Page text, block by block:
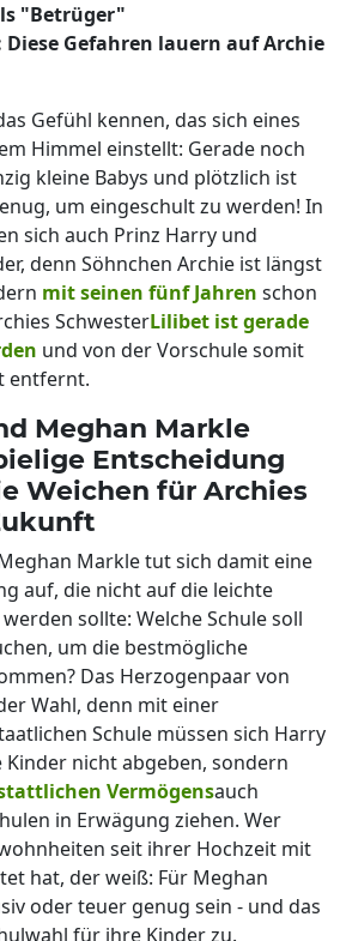
"Betrüger"
Gefahren lauern auf Archie
Gefühl kennen, das sich eines
Himmel einstellt: Gerade noch
kleine Babys und plötzlich ist
um eingeschult zu werden! In
sich auch Prinz Harry und
denn Söhnchen Archie ist längst
mit seinen fünf Jahren schon
SchwesterLilibet ist gerade
und von der Vorschule somit
entfernt.
Meghan Markle
Entscheidung
Weichen für Archies
Markle tut sich damit eine
auf, die nicht auf die leichte
sollte: Welche Schule soll
um die bestmögliche
Das Herzogenpaar von
Wahl, denn mit einer
Schule müssen sich Harry
nicht abgeben, sondern
Vermögensauch
in Erwägung ziehen. Wer
seit ihrer Hochzeit mit
hat, der weiß: Für Meghan
oder teuer genug sein - und das
für ihre Kinder zu.